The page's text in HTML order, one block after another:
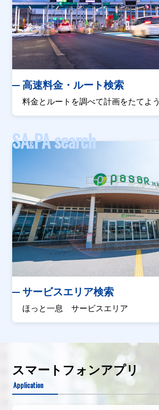
高速料金・ルート検索
料金とルートを調べて計画をたてよう
SA&PA search
サービスエリア検索
ほっと一息 サービスエリア
スマートフォンアプリ
Application